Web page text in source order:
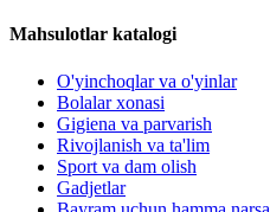
Mahsulotlar katalogi
O'yinchoqlar va o'yinlar
Bolalar xonasi
Gigiena va parvarish
Rivojlanish va ta'lim
Sport va dam olish
Gadjetlar